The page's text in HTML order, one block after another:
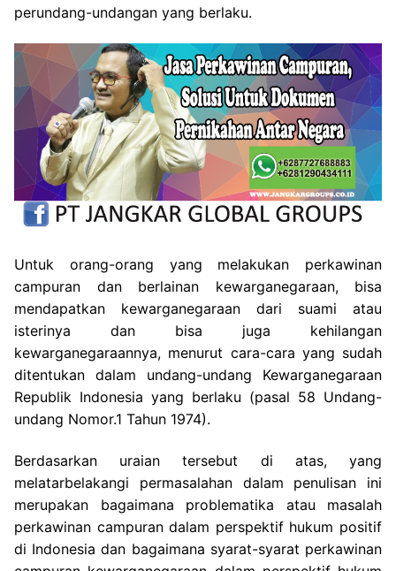
perundang-undangan yang berlaku.
Untuk orang-orang yang melakukan perkawinan
campuran dan berlainan kewarganegaraan, bisa
mendapatkan kewarganegaraan dari suami atau
isterinya dan bisa juga kehilangan
kewarganegaraannya, menurut cara-cara yang sudah
ditentukan dalam undang-undang Kewarganegaraan
Republik Indonesia yang berlaku (pasal 58 Undang-
undang Nomor.1 Tahun 1974).
Berdasarkan uraian tersebut di atas, yang
melatarbelakangi permasalahan dalam penulisan ini
merupakan bagaimana problematika atau masalah
perkawinan campuran dalam perspektif hukum positif
di Indonesia dan bagaimana syarat-syarat perkawinan